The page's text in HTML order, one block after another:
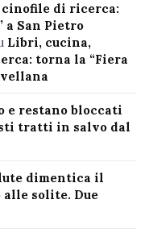
di ricerca:
a San Pietro
Libri, cucina,
torna la “Fiera
e restano bloccati
tratti in salvo dal
dimentica il
alle solite. Due